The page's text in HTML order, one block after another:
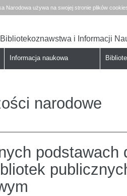
Narodowa używa na swojej stronie plików
i Informacji
Informacja naukowa
narodowe
podstawach